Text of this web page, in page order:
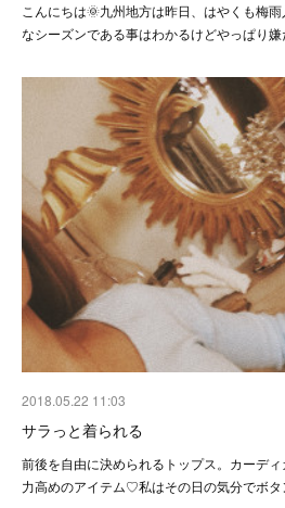
こんにちは🌞九州地方は昨日、はやくも梅
なシーズンである事はわかるけどやっぱり
2018.05.22 11:03
サラっと着られる
前後を自由に決められるトップス。カーデ
力高めのアイテム♡私はその日の気分でボ